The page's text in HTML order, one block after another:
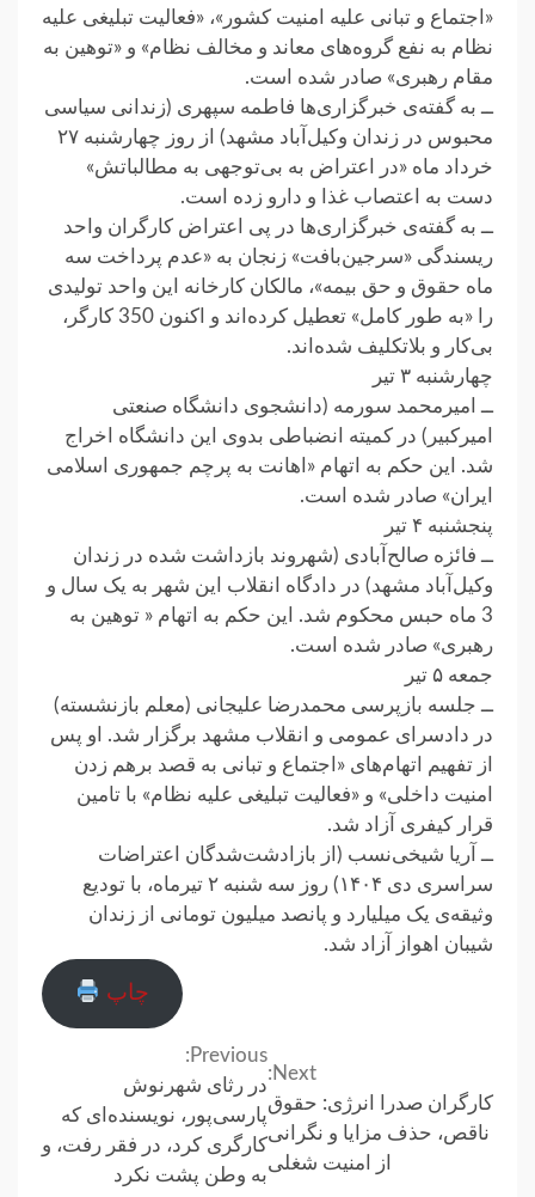
«اجتماع و تبانی علیه امنیت کشور»، «فعالیت تبلیغی علیه
نظام به نفع گروه‌های معاند و مخالف نظام» و «توهین به
مقام رهبری» صادر شده است.
ــ به گفته‌ی خبرگزاری‌ها فاطمه سپهری (زندانی سیاسی
محبوس در زندان وکیل‌آباد مشهد) از روز چهارشنبه ۲۷
خرداد ماه «در اعتراض به بی‌توجهی به مطالباتش»
دست به اعتصاب غذا و دارو زده است.
ــ به گفته‌ی خبرگزاری‌ها در پی اعتراض کارگران واحد
ریسندگی «سرجین‌بافت» زنجان به «عدم پرداخت سه
ماه حقوق و حق بیمه»، مالکان کارخانه این واحد تولیدی
را «به طور کامل» تعطیل کرده‌اند و اکنون 350 کارگر،
بی‌کار و بلاتکلیف شده‌اند.
چهارشنبه ۳ تیر
ــ امیرمحمد سورمه (دانشجوی دانشگاه صنعتی
امیرکبیر) در کمیته انضباطی بدوی این دانشگاه اخراج
شد. این حکم به اتهام «اهانت به پرچم جمهوری اسلامی
ایران» صادر شده است.
پنجشنبه ۴ تیر
ــ فائزه صالح‌آبادی (شهروند بازداشت شده در زندان
وکیل‌آباد مشهد) در دادگاه انقلاب این شهر به یک سال و
3 ماه حبس محکوم شد. این حکم به اتهام « توهین به
رهبری» صادر شده است.
جمعه ۵ تیر
ــ جلسه بازپرسی محمدرضا علیجانی (معلم بازنشسته)
در دادسرای عمومی و انقلاب مشهد برگزار شد. او پس
از تفهیم اتهام‌های «اجتماع و تبانی به قصد برهم زدن
امنیت داخلی» و «فعالیت تبلیغی علیه نظام» با تامین
قرار کیفری آزاد شد.
ــ آریا شیخی‌نسب (از بازادشت‌شدگان اعتراضات
سراسری دی ۱۴۰۴) روز سه شنبه ۲ تیرماه، با تودیع
وثیقه‌ی یک میلیارد و پانصد میلیون تومانی از زندان
شیبان اهواز آزاد شد.
چاپ
Reading
Previous:
در رثای شهرنوش
پارسی‌پور، نویسنده‌ای که
کارگری کرد، در فقر رفت، و
به وطن پشت نکرد
Next:
کارگران صدرا انرژی: حقوق
ناقص، حذف مزایا و نگرانی
از امنیت شغلی